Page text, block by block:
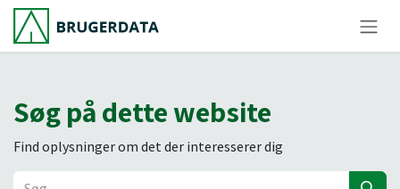
Skip to Content
Søg på dette website
Find oplysninger om det der interesserer dig